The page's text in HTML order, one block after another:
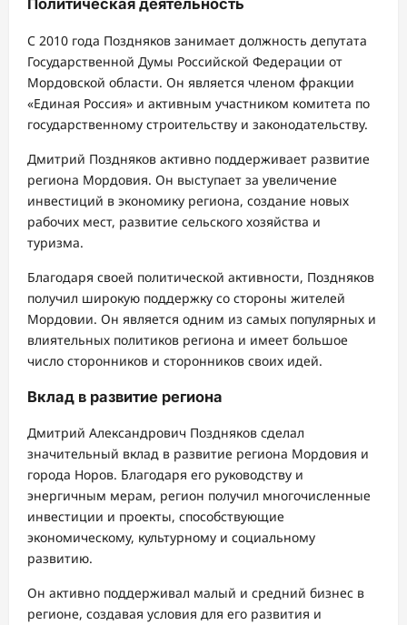
Политическая деятельность
С 2010 года Поздняков занимает должность депутата
Государственной Думы Российской Федерации от
Мордовской области. Он является членом фракции
«Единая Россия» и активным участником комитета по
государственному строительству и законодательству.
Дмитрий Поздняков активно поддерживает развитие
региона Мордовия. Он выступает за увеличение
инвестиций в экономику региона, создание новых
рабочих мест, развитие сельского хозяйства и
туризма.
Благодаря своей политической активности, Поздняков
получил широкую поддержку со стороны жителей
Мордовии. Он является одним из самых популярных и
влиятельных политиков региона и имеет большое
число сторонников и сторонников своих идей.
Вклад в развитие региона
Дмитрий Александрович Поздняков сделал
значительный вклад в развитие региона Мордовия и
города Норов. Благодаря его руководству и
энергичным мерам, регион получил многочисленные
инвестиции и проекты, способствующие
экономическому, культурному и социальному
развитию.
Он активно поддерживал малый и средний бизнес в
регионе, создавая условия для его развития и